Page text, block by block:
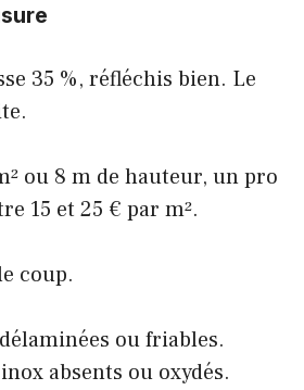
35 %, réfléchis bien. Le
ou 8 m de hauteur, un pro
15 et 25 € par m².
coup.
ou friables.
absents ou oxydés.